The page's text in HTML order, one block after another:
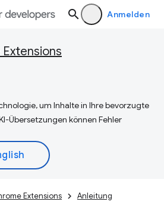
Anmelden
um Inhalte in Ihre bevorzugte
Übersetzungen können Fehler
Extensions Anleitung